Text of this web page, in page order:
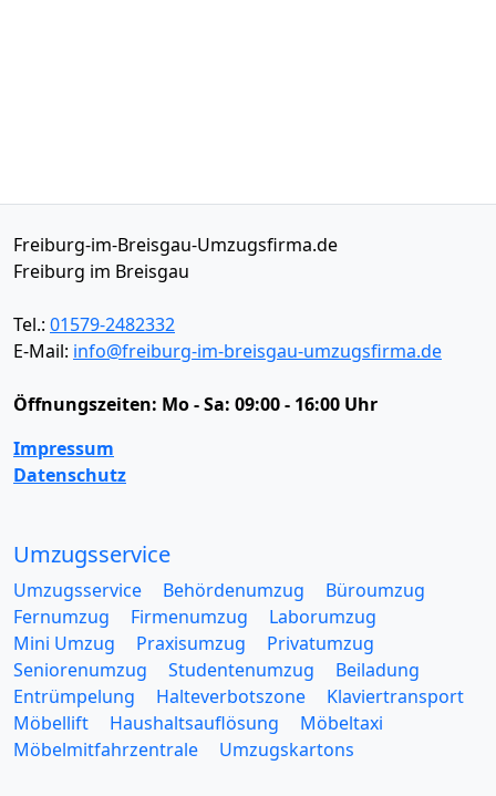
Freiburg-im-Breisgau-Umzugsfirma.de
Freiburg im Breisgau
Tel.: 01579-2482332
E-Mail: info@freiburg-im-breisgau-umzugsfirma.de
Öffnungszeiten: Mo - Sa: 09:00 - 16:00 Uhr
Impressum
Datenschutz
Umzugsservice
Umzugsservice Behördenumzug
Büroumzug
Fernumzug
Firmenumzug
Laborumzug
Mini Umzug
Praxisumzug
Privatumzug
Seniorenumzug
Studentenumzug
Beiladung
Entrümpelung
Halteverbotszone
Klaviertransport
Möbellift
Haushaltsauflösung
Möbeltaxi
Möbelmitfahrzentrale
Umzugskartons